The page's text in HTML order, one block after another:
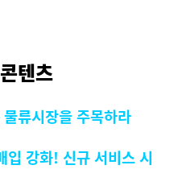
텐츠
류시장을 주목하라
강화! 신규 서비스 시